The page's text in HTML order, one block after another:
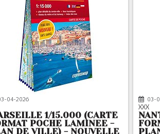
04-2026
1/15.000 (CARTE
POCHE LAMINEE -
DE VILLE) - NOUVELLE
03-
XXX